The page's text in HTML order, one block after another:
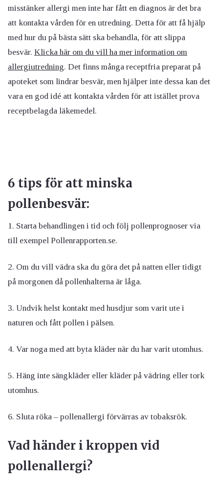
misstänker allergi men inte har fått en diagnos är det bra
att kontakta vården för en utredning. Detta för att få hjälp
med hur du på bästa sätt ska behandla, för att slippa
besvär. Klicka här om du vill ha mer information om
allergiutredning. Det finns många receptfria preparat på
apoteket som lindrar besvär, men hjälper inte dessa kan det
vara en god idé att kontakta vården för att istället prova
receptbelagda läkemedel.
6 tips för att minska
pollenbesvär:
1. Starta behandlingen i tid och följ pollenprognoser via
till exempel Pollenrapporten.se.
2. Om du vill vädra ska du göra det på natten eller tidigt
på morgonen då pollenhalterna är låga.
3. Undvik helst kontakt med husdjur som varit ute i
naturen och fått pollen i pälsen.
4. Var noga med att byta kläder när du har varit utomhus.
5. Häng inte sängkläder eller kläder på vädring eller tork
utomhus.
6. Sluta röka – pollenallergi förvärras av tobaksrök.
Vad händer i kroppen vid
pollenallergi?